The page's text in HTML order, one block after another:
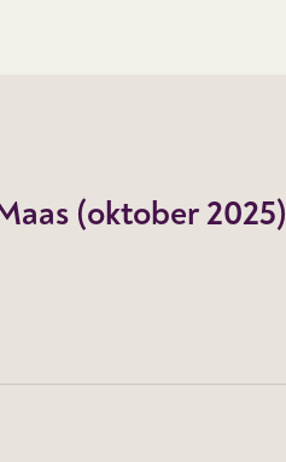
(oktober 2025)